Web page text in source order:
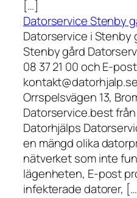
[…]
Datorservice Stenby
Datorservice i Stenby
Stenby gård
08 37 21 00 och E-post
Orrspelsvägen 13,
Datorservice.best
Datorhjälps
en mängd olika
nätverket som inte
lägenheten, E-post
infekterade datorer,